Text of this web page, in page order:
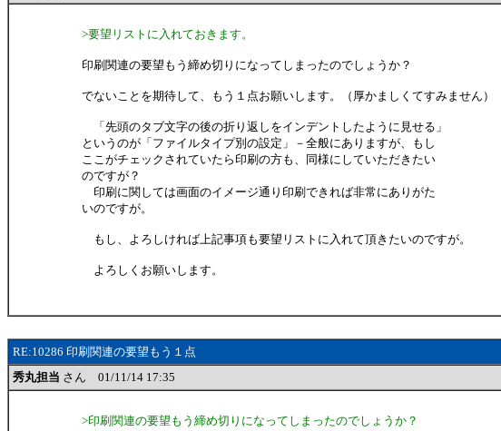
>要望リストに入れておきます。
印刷関連の要望もう締め切りになってしまったのでしょうか？
でないことを期待して、もう１点お願いします。（厚かましくてすみません）
「先頭のタブ文字の後の折り返しをインデントしたように見せる」
というのが「ファイルタイプ別の設定」－全般にありますが、もし
ここがチェックされていたら印刷の方も、同様にしていただきたい
のですが？
印刷に関しては画面のイメージ通り印刷できれば非常にありがた
いのですが。
もし、よろしければ上記事項も要望リストに入れて頂きたいのですが。
よろしくお願いします。
RE:10286 印刷関連の要望もう１点
秀丸担当 さん 01/11/14 17:35
>印刷関連の要望もう締め切りになってしまったのでしょうか？